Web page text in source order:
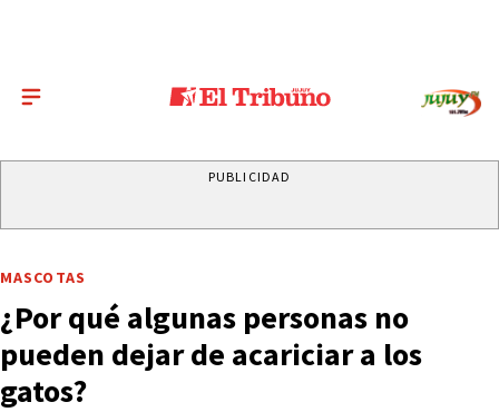
PUBLICIDAD
MASCOTAS
¿Por qué algunas personas no
pueden dejar de acariciar a los
gatos?